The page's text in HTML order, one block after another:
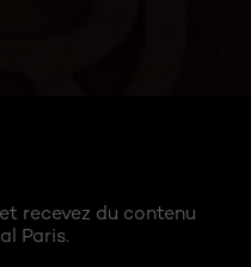
recevez du contenu
Paris.